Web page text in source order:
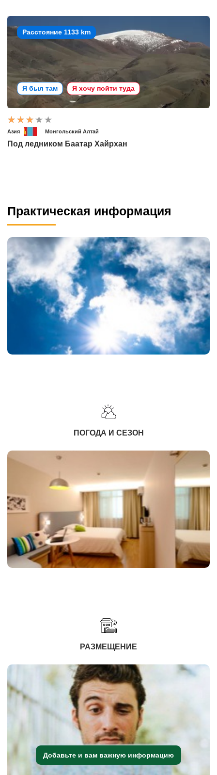
Расстояние 1133 km
Я был там Я хочу пойти туда
Азия Монгольский Алтай
Под ледником Баатар Хайрхан
Практическая информация
ПОГОДА И СЕЗОН
РАЗМЕЩЕНИЕ
Добавьте и вам важную информацию